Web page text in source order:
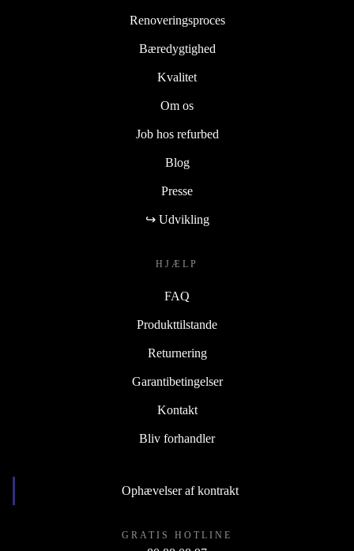
Renoveringsproces
Bæredygtighed
Kvalitet
Om os
Job hos refurbed
Blog
Presse
↪ Udvikling
HJÆLP
FAQ
Produkttilstande
Returnering
Garantibetingelser
Kontakt
Bliv forhandler
Ophævelser af kontrakt
GRATIS HOTLINE